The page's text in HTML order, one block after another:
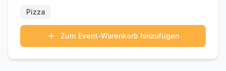
Pizza
Zum Event-Warenkorb hinzufügen